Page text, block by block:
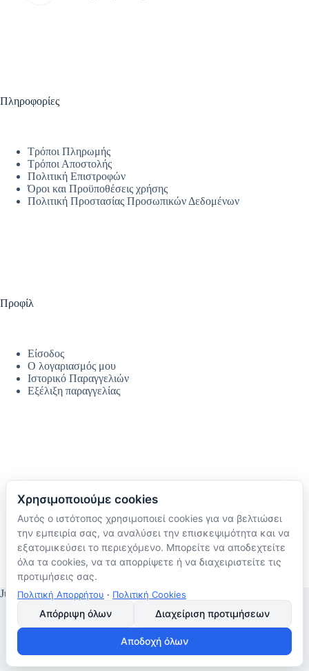
Πληροφορίες
Τρόποι Πληρωμής
Τρόποι Αποστολής
Πολιτική Επιστροφών
Όροι και Προϋποθέσεις χρήσης
Πολιτική Προστασίας Προσωπικών Δεδομένων
Προφίλ
Είσοδος
Ο λογαριασμός μου
Ιστορικό Παραγγελιών
Εξέλιξη παραγγελίας
Ακολουθήστε μας
TikTok
Instagram
Facebook
JustMyHome © Copyright 2026
Χρησιμοποιούμε cookies
Αυτός ο ιστότοπος χρησιμοποιεί cookies για να βελτιώσει
την εμπειρία σας, να αναλύσει την επισκεψιμότητα και να
εξατομικεύσει το περιεχόμενο. Μπορείτε να αποδεχτείτε
όλα τα cookies, να τα απορρίψετε ή να διαχειριστείτε τις
προτιμήσεις σας.
Πολιτική Απορρήτου · Πολιτική Cookies
Απόρριψη όλων Διαχείριση προτιμήσεων
Αποδοχή όλων